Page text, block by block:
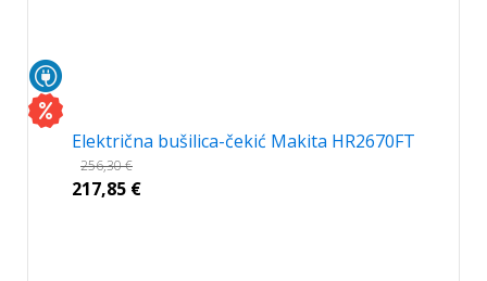
Električna bušilica-čekić Makita HR2670FT
256,30€
217,85 €